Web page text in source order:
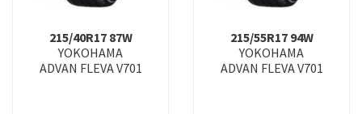
215/40R17 87W
YOKOHAMA
ADVAN FLEVA V701
215/55R17 94W
YOKOHAMA
ADVAN FLEVA V701